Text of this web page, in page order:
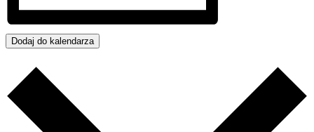
Dodaj do kalendarza